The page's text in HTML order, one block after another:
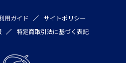
用ガイド
サイトポリシー
特定商取引法に基づく表記